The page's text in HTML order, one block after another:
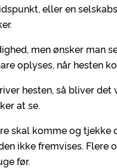
eller en
men ønsker man
oplyses, når hesten
hesten, så bliver
at se.
skal komme og tjekke
ikke fremvises.
før.